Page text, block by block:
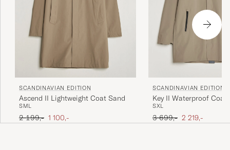
SCANDINAVIAN EDITION
Ascend II Lightweight Coat Sand
SML
Ordinary pris
2 199,- Nedsat pris
1 100,-
SCANDINAVIAN EDITION
Key II Waterproof Coat
SXL
Ordinary pris
3 699,- Nedsat pris
2 219,-